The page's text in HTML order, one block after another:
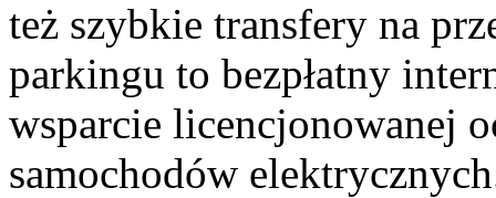
też szybkie transfery na
parkingu to bezpłatny
wsparcie licencjonowanej
samochodów